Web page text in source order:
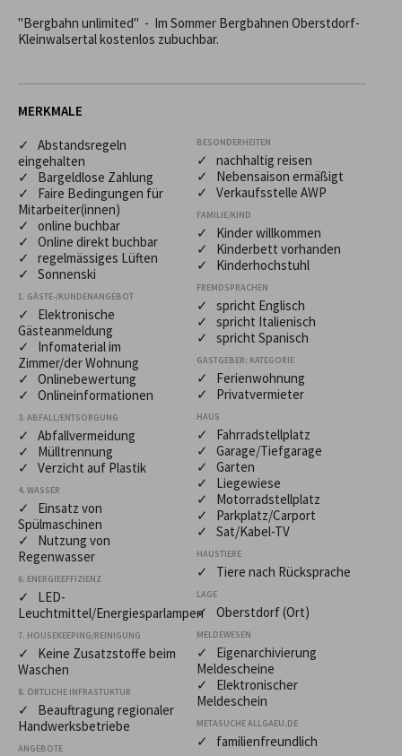
"Bergbahn unlimited"  -  Im Sommer Bergbahnen Oberstdorf-
Kleinwalsertal kostenlos zubuchbar.
MERKMALE
✓ Abstandsregeln
eingehalten
✓ Bargeldlose Zahlung
✓ Faire Bedingungen für
Mitarbeiter(innen)
✓ online buchbar
✓ Online direkt buchbar
✓ regelmässiges Lüften
✓ Sonnenski
1. GÄSTE-/KUNDENANGEBOT
✓ Elektronische
Gästeanmeldung
✓ Infomaterial im
Zimmer/der Wohnung
✓ Onlinebewertung
✓ Onlineinformationen
3. ABFALL/ENTSORGUNG
✓ Abfallvermeidung
✓ Mülltrennung
✓ Verzicht auf Plastik
4. WASSER
✓ Einsatz von
Spülmaschinen
✓ Nutzung von
Regenwasser
6. ENERGIEEFFIZIENZ
✓ LED-
Leuchtmittel/Energiesparlampen
7. HOUSEKEEPING/REINIGUNG
✓ Keine Zusatzstoffe beim
Waschen
8. ÖRTLICHE INFRASTUKTUR
✓ Beauftragung regionaler
Handwerksbetriebe
ANGEBOTE
BESONDERHEITEN
✓ nachhaltig reisen
✓ Nebensaison ermäßigt
✓ Verkaufsstelle AWP
FAMILIE/KIND
✓ Kinder willkommen
✓ Kinderbett vorhanden
✓ Kinderhochstuhl
FREMDSPRACHEN
✓ spricht Englisch
✓ spricht Italienisch
✓ spricht Spanisch
GASTGEBER: KATEGORIE
✓ Ferienwohnung
✓ Privatvermieter
HAUS
✓ Fahrradstellplatz
✓ Garage/Tiefgarage
✓ Garten
✓ Liegewiese
✓ Motorradstellplatz
✓ Parkplatz/Carport
✓ Sat/Kabel-TV
HAUSTIERE
✓ Tiere nach Rücksprache
LAGE
✓ Oberstdorf (Ort)
MELDEWESEN
✓ Eigenarchivierung
Meldescheine
✓ Elektronischer
Meldeschein
METASUCHE ALLGAEU.DE
✓ familienfreundlich